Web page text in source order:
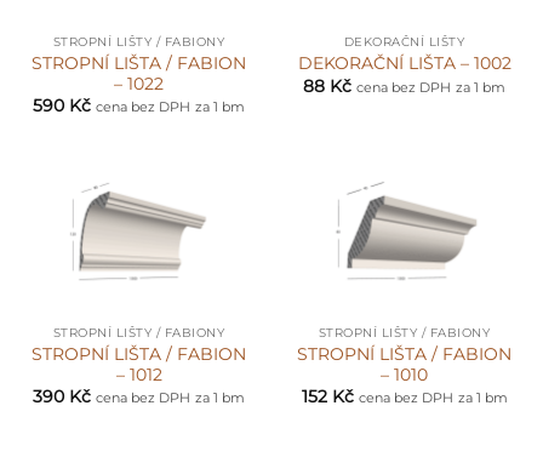
STROPNÍ LIŠTY / FABIONY
STROPNÍ LIŠTA / FABION
– 1022
590 Kč cena bez DPH za 1 bm
DEKORAČNÍ LIŠTY
DEKORAČNÍ LIŠTA – 1002
88 Kč cena bez DPH za 1 bm
STROPNÍ LIŠTY / FABIONY
STROPNÍ LIŠTA / FABION
– 1012
390 Kč cena bez DPH za 1 bm
STROPNÍ LIŠTY / FABIONY
STROPNÍ LIŠTA / FABION
– 1010
152 Kč cena bez DPH za 1 bm